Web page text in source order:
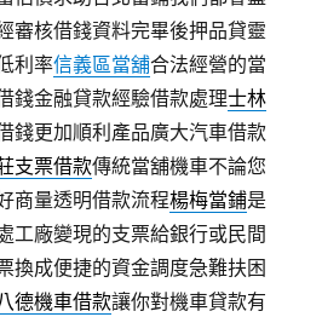
審核借錢資料完畢後押品貸靈
利率信義區當舖合法經營的當
錢金融貸款經驗借款處理士林
錢更加順利產品廣大汽車借款
支票借款傳統當舖機車不論您
商量透明借款流程楊梅當鋪是
工廠變現的支票給銀行或民間
換成便捷的資金調度急難扶困
德機車借款讓你對機車貸款有